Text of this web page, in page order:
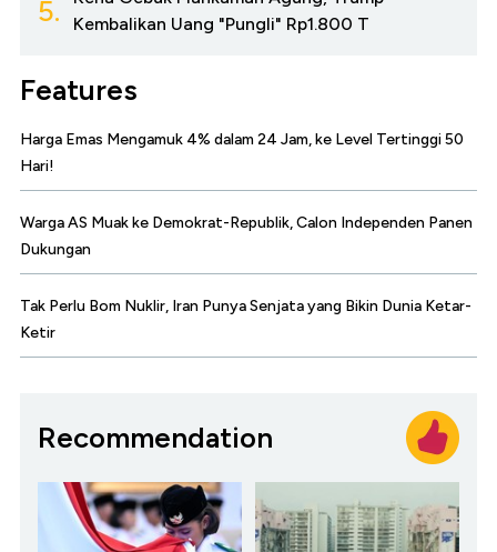
5.
Kembalikan Uang "Pungli" Rp1.800 T
Features
Harga Emas Mengamuk 4% dalam 24 Jam, ke Level Tertinggi 50
Hari!
Warga AS Muak ke Demokrat-Republik, Calon Independen Panen
Dukungan
Tak Perlu Bom Nuklir, Iran Punya Senjata yang Bikin Dunia Ketar-
Ketir
Recommendation